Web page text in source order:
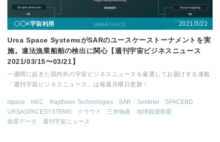
〇〇×宇宙利用 2021/3/22
Ursa Space SystemsがSARのユースケーストーナメントを実
施。違法漁業船舶の検出に関心【週刊宇宙ビジネスニュース
2021/03/15〜03/21】
一週間に起きた国内外の宇宙ビジネスニュースを厳選してお届けする連載
「週刊宇宙ビジネスニュース」は毎週月曜日更新！
ispace NEC Raytheon Technologies SAR Sentinel
SPACEBD
URSASPACESYSTEMS
クラウド 三井物産
地球観測衛星
衛星データ
週刊宇宙ニュース